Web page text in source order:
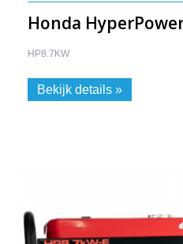
Honda
HP8.7KW
Bekijk details »